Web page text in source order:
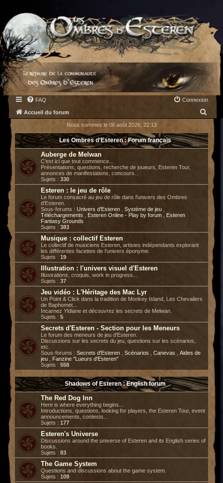
FAQ Connexion
Accueil du forum
c
h
c
Nous sommes le 06 août 2026, 22:13
Les Ombres d'Esteren : Forum français
Auberge de Melwan
C'est ici que tout commence...
Présentations, questions, recherche de joueurs, Esteren Tour,
annonces de manifestations, concours…
Sujets : 330
Esteren : le jeu de rôle
Le forum consacré au jeu de rôle dans l'univers des Ombres
d'Esteren.
Sous-forums : Univers d'Esteren Système de jeu
Téléchargements
Esteren Online - Play by forum
Esteren
Fantasy Grounds
Sujets : 383
Musique : collectif Esteren
Le collectif de musiciens Esteren, artistes indépendants explorant
les différentes facettes de l’univers éponyme.
Sujets : 19
Illustration : l'univers visuel d'Esteren
Illustrations, croquis, work in progress...
Sujets : 37
Jeu vidéo : L'Héritage des Mac Lyr
Un Point & Click dans la tradition de Monkey Island, Les Chevaliers
de Baphomet...
Incarnez Yldiane et découvrez les secrets de Melwan.
Sujets : 5
Secrets d'Esteren - Section pour les Meneurs
Le forum des meneurs de jeu d'Esteren.
Discussions sur les secrets du jeu, questions sur les scénarios,
etc.
Sous-forums : Secrets d'Esteren Scénarios Canevas
Aides de
jeu
Fanzine "Lueurs d'Esteren"
Sujets : 558
Shadows of Esteren : English forum
The Red Dog Inn
Here is where everything begins...
Introductions, questions, looking for players, the Esteren Tour, event
announcements, contests...
Sujets : 177
Esteren's Universe
Discussions around the universe of Esteren and its English series of
books.
Sujets : 83
The Game System
Questions and discussions about the game system.
Sujets : 109